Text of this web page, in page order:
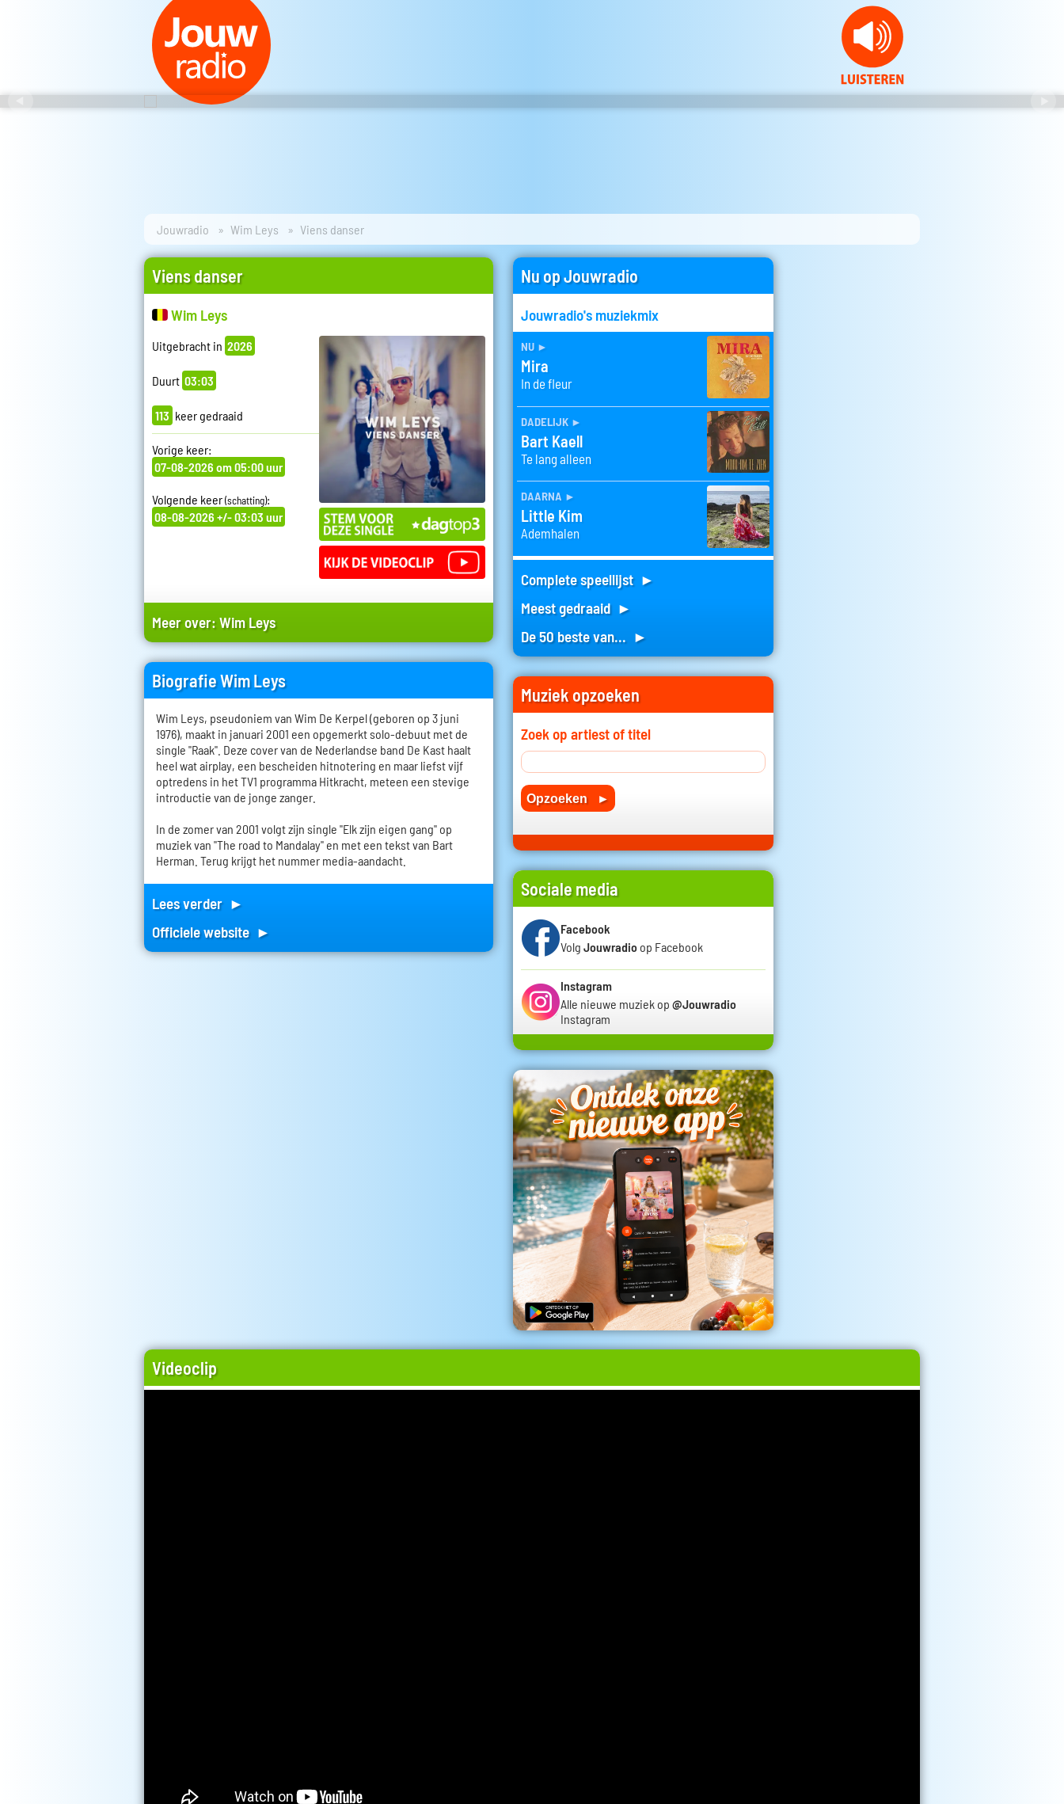
Jouwradio Wim Leys Viens danser
Viens danser
Wim Leys
Uitgebracht in 2026
Duurt 03:03
113 keer gedraaid
Vorige keer:
07-08-2026 om 05:00 uur
Volgende keer(schatting):
08-08-2026 +/- 03:03 uur
Meer over:Wim Leys
Biografie Wim Leys
Wim Leys, pseudoniem van Wim De Kerpel (geboren op 3 juni
1976), maakt in januari 2001 een opgemerkt solo-debuut met de
single "Raak". Deze cover van de Nederlandse band De Kast haalt
heel wat airplay, een bescheiden hitnotering en maar liefst vijf
optredens in het TV1 programma Hitkracht, meteen een stevige
introductie van de jonge zanger.
In de zomer van 2001 volgt zijn single "Elk zijn eigen gang" op
muziek van "The road to Mandalay" en met een tekst van Bart
Herman. Terug krijgt het nummer media-aandacht.
Lees verder ►
Officiele website ►
Nu op Jouwradio
Jouwradio's muziekmix
nu ►
Mira
In de fleur
dadelijk ►
Bart Kaell
Te lang alleen
daarna ►
Little Kim
Ademhalen
Complete speellijst ►
Meest gedraaid ►
De 50 beste van... ►
Muziek opzoeken
Zoek op artiest of titel
Sociale media
Facebook
Volg Jouwradio op Facebook
Instagram
Alle nieuwe muziek op @Jouwradio
Instagram
Videoclip